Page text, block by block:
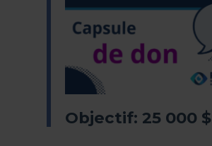
Objectif: 25 000 $